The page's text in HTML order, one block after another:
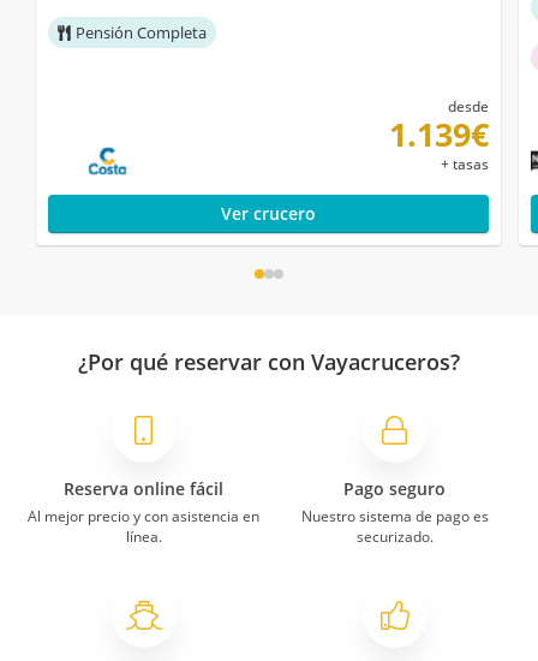
Pensión Completa
desde
1.139€
+ tasas
Ver crucero
¿Por qué reservar con Vayacruceros?
Reserva online fácil
Al mejor precio y con asistencia en
línea.
Pago seguro
Nuestro sistema de pago es
securizado.